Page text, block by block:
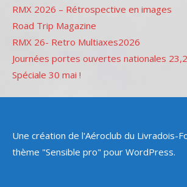
RMX 2026 – Rétrospective en images
Road Trip Magazine
RMX 26- Retro Multiaxes2026
Journées portes ouvertes nationales
Spéciale 30 mai !
Une création de l'Aéroclub du Livradois-
thème "Sensible pro" pour WordPress.